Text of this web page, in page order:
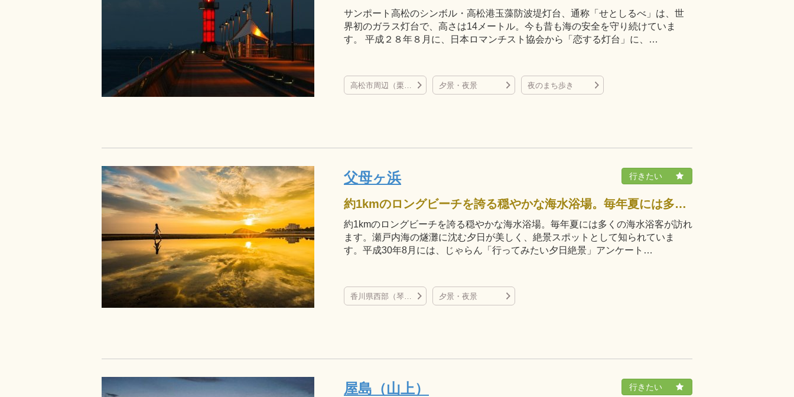
サンポート高松のシンボル・高松港玉藻防波堤灯台、通称「せとしるべ」は、世
界初のガラス灯台で、高さは14メートル。今も昔も海の安全を守り続けていま
す。 平成２８年８月に、日本ロマンチスト協会から「恋する灯台」に、…
高松市周辺（栗林公園、屋島、直島など） 夕景・夜景 夜のまち歩き
父母ヶ浜
約1kmのロングビーチを誇る穏やかな海水浴場。毎年夏には多くの海水浴客が訪れます。瀬戸内海の燧灘に沈む夕日が美しく、絶景スポットとして知られています。平成30年8月には、じゃらん「行ってみたい夕日絶景」アンケート…
約1kmのロングビーチを誇る穏やかな海水浴場。毎年夏には多くの海水浴客が訪れ
ます。瀬戸内海の燧灘に沈む夕日が美しく、絶景スポットとして知られていま
す。平成30年8月には、じゃらん「行ってみたい夕日絶景」アンケート…
香川県西部（琴弾公園など） 夕景・夜景
屋島（山上）